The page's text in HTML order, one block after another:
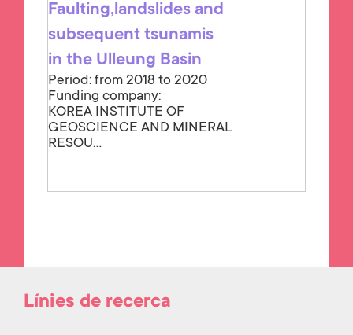
Faulting,landslides and
subsequent tsunamis
in the Ulleung Basin
Period: from 2018 to 2020
Funding company:
KOREA INSTITUTE OF
GEOSCIENCE AND MINERAL
RESOU...
Línies de recerca